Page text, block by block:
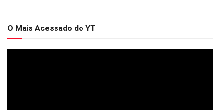
O Mais Acessado do YT